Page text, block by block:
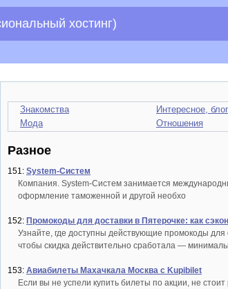
хостинг)
Знакомства Интересное,
Мода
Отношения
Разное
151: System-Систем
Компания. System-Систем занимается
оформление таможенной и другой необхо
152: Промокоды для доставки в Пятерочке: как
Узнайте, где доступны действующие промокоды для
чтобы скидка действительно сработала —
153: Авиабилеты Махачкала Москва с Kupibilet
Если вы не успели купить билеты по акции, не